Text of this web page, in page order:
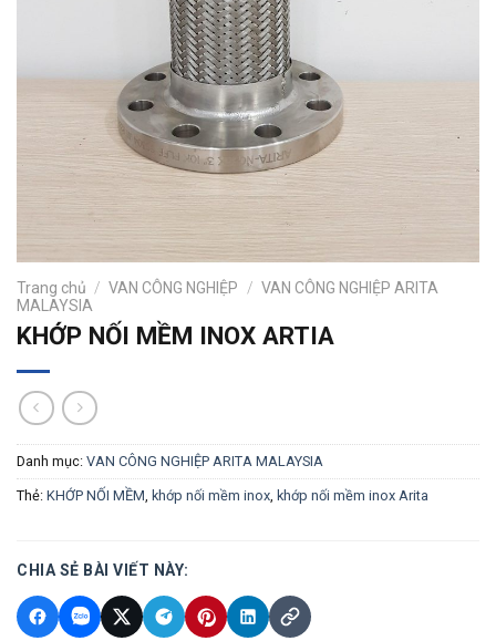
Trang chủ / VAN CÔNG NGHIỆP / VAN CÔNG NGHIỆP ARITA
MALAYSIA
KHỚP NỐI MỀM INOX ARTIA
Danh mục: VAN CÔNG NGHIỆP ARITA MALAYSIA
Thẻ: KHỚP NỐI MỀM khớp nối mềm inox khớp nối mềm inox Arita
CHIA SẺ BÀI VIẾT NÀY: